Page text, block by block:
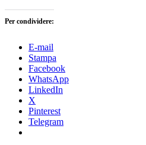
Per condividere:
E-mail
Stampa
Facebook
WhatsApp
LinkedIn
X
Pinterest
Telegram